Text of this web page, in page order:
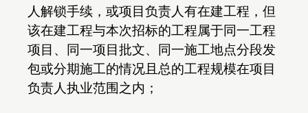
人解锁手续，或项目负责人有在建工程，但
该在建工程与本次招标的工程属于同一工程
项目、同一项目批文、同一施工地点分段发
包或分期施工的情况且总的工程规模在项目
负责人执业范围之内；